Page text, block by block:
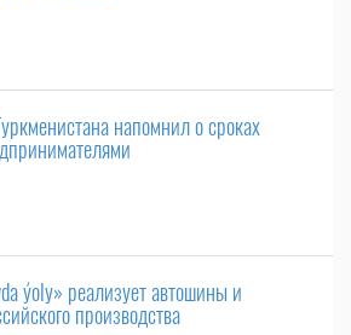
напомнил о сроках
ýoly» реализует автошины и
производства